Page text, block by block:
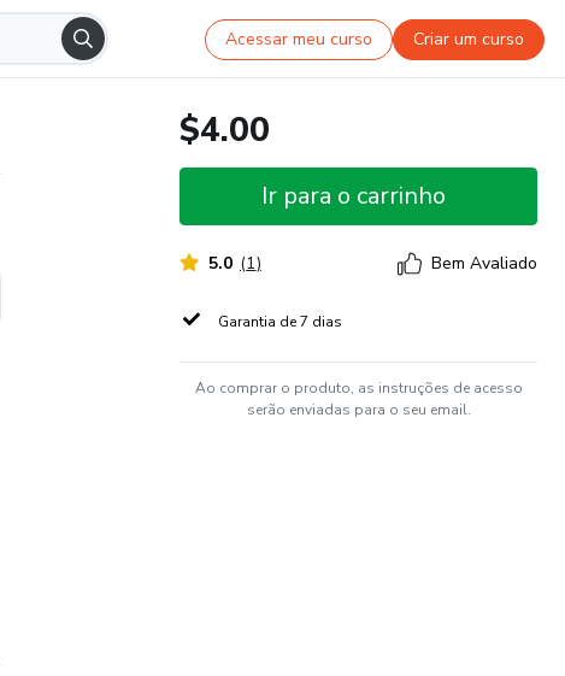
Acessar meu curso Criar um curso
$4.00
Ir para o carrinho
5.0 (1) Bem Avaliado
Garantia de 7 dias
Ao comprar o produto, as instruções de acesso
serão enviadas para o seu email.